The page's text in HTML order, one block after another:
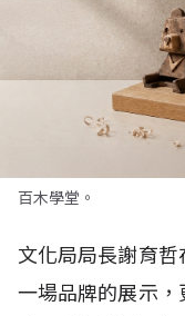
百木學堂。
文化局局長謝育
一場品牌的展示